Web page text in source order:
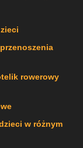
rowerowy
w różnym